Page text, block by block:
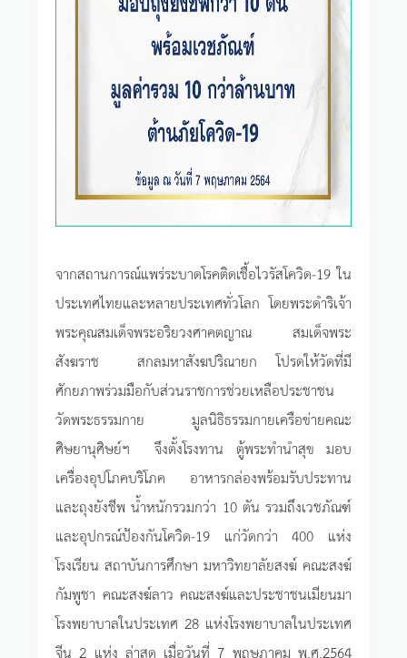
จากสถานการณ์แพร่ระบาดโรคติดเชื้อไวรัสโควิด-19 ใน
ประเทศไทยและหลายประเทศทั่วโลก โดยพระดำริเจ้า
พระคุณสมเด็จพระอริยวงศาคตญาณ สมเด็จพระ
สังฆราช สกลมหาสังฆปริณายก โปรดให้วัดที่มี
ศักยภาพร่วมมือกับส่วนราชการช่วยเหลือประชาชน
วัดพระธรรมกาย มูลนิธิธรรมกายเครือข่ายคณะ
ศิษยานุศิษย์ฯ จึงตั้งโรงทาน ตู้พระทำนำสุข มอบ
เครื่องอุปโภคบริโภค อาหารกล่องพร้อมรับประทาน
และถุงยังชีพ น้ำหนักรวมกว่า 10 ตัน รวมถึงเวชภัณฑ์
และอุปกรณ์ป้องกันโควิด-19 แก่วัดกว่า 400 แห่ง
โรงเรียน สถาบันการศึกษา มหาวิทยาลัยสงฆ์ คณะสงฆ์
กัมพูชา คณะสงฆ์ลาว คณะสงฆ์และประชาชนเมียนมา
โรงพยาบาลในประเทศ 28 แห่งโรงพยาบาลในประเทศ
จีน 2 แห่ง ล่าสุด เมื่อวันที่ 7 พฤษภาคม พ.ศ.2564